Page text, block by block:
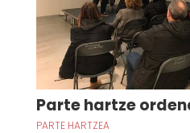
Parte hartze
PARTE HARTZEA